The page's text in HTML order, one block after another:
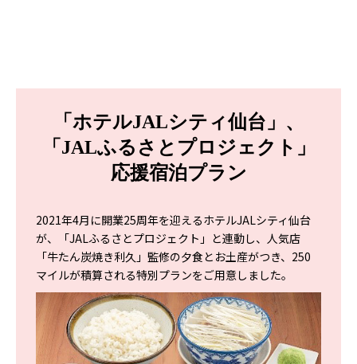
「ホテルJALシティ仙台」、
「JALふるさとプロジェクト」
応援宿泊プラン
2021年4月に開業25周年を迎えるホテルJALシティ仙台
が、「JALふるさとプロジェクト」と連動し、人気店
「牛たん炭焼き利久」監修の夕食とお土産がつき、250
マイルが積算される特別プランをご用意しました。